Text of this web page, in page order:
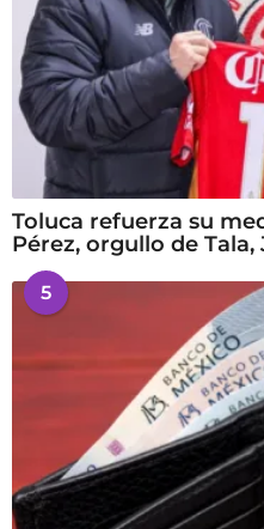
Toluca refuerza su
Pérez, orgullo de Tala,
5